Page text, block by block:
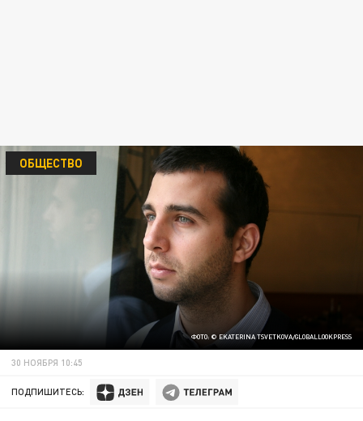
ФОТО: © EKATERINA TSVETKOVA/GLOBALLOOKPRESS
ОБЩЕСТВО
30 НОЯБРЯ 10:45
ПОДПИШИТЕСЬ: